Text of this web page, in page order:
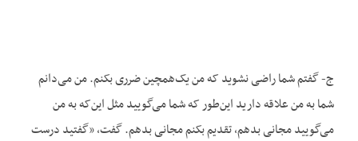
ج- گفتم شما راضی نشوید که من یک‌همچین ضرری بکنم. من می‌دانم
شما به من علاقه دارید این‌طور که شما می‌گویید مثل این‌که به من
می‌گویید مجانی بدهم، تقدیم بکنم مجانی بدهم. گفت، «گفتید درست